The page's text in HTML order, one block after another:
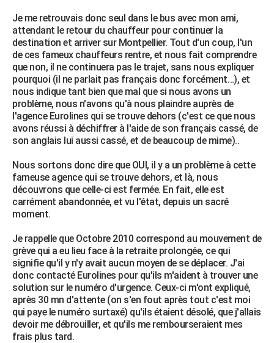
Je me retrouvais donc seul dans le bus avec mon ami,
attendant le retour du chauffeur pour continuer la
destination et arriver sur Montpellier. Tout d'un coup, l'un
de ces fameux chauffeurs rentre, et nous fait comprendre
que non, il ne continuera pas le trajet, sans nous expliquer
pourquoi (il ne parlait pas français donc forcément…), et
nous indique tant bien que mal que si nous avons un
problème, nous n'avons qu'à nous plaindre auprès de
l'agence Eurolines qui se trouve dehors (c'est ce que nous
avons réussi à déchiffrer à l'aide de son français cassé, de
son anglais lui aussi cassé, et de beaucoup de mime)..
Nous sortons donc dire que OUI, il y a un problème à cette
fameuse agence qui se trouve dehors, et là, nous
découvrons que celle-ci est fermée. En fait, elle est
carrément abandonnée, et vu l'état, depuis un sacré
moment.
Je rappelle que Octobre 2010 correspond au mouvement de
grève qui a eu lieu face à la retraite prolongée, ce qui
signifie qu'il y n'y avait aucun moyen de se déplacer. J'ai
donc contacté Eurolines pour qu'ils m'aident à trouver une
solution sur le numéro d'urgence. Ceux-ci m'ont expliqué,
après 30 mn d'attente (on s'en fout après tout c'est moi
qui paye le numéro surtaxé) qu'ils étaient désolé, que j'allais
devoir me débrouiller, et qu'ils me rembourseraient mes
frais plus tard.